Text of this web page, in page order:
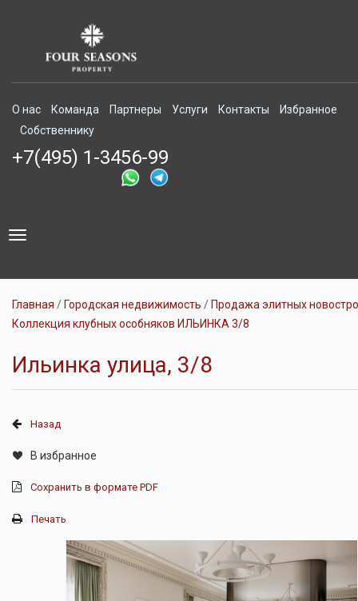
О нас Команда Партнеры Услуги Контакты
Избранное
Собственнику
+7(495) 1-3456-99
Toggle
Главная Городская недвижимость
Продажа элитных
Коллекция клубных особняков ИЛЬИНКА 3/8
Ильинка улица, 3/8
Назад
В избранное
Сохранить в формате PDF
Печать